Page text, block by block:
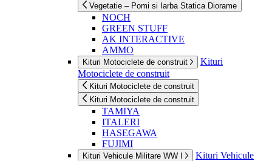
Vegetatie – Pomi si Iarba Statica Diorame
NOCH
GREEN STUFF
AK INTERACTIVE
AMMO
Kituri Motociclete de construit
Kituri
Motociclete de construit
Kituri Motociclete de construit
Kituri Motociclete de construit
TAMIYA
ITALERI
HASEGAWA
FUJIMI
Kituri Vehicule Militare WW I
Kituri Vehicule